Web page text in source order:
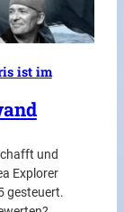
ist im
und
Explorer
gesteuert.